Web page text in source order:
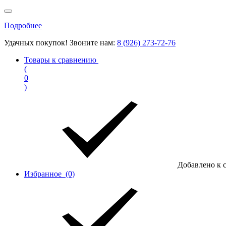
Подробнее
Удачных покупок! Звоните нам: 8 (926) 273-72-76
Товары к сравнению
(
0
)
Добавлено к
Избранное (0)